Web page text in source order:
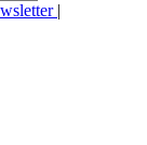
|